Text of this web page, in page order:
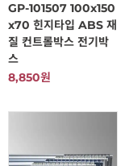
GP-101507 100x150
x70 힌지타입 ABS 재
질 컨트롤박스 전기박
스
8,850원